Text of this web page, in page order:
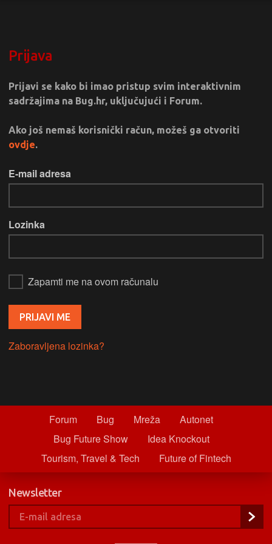
Prijava
Prijavi se kako bi imao pristup svim interaktivnim
sadržajima na Bug.hr, uključujući i Forum.
Ako još nemaš korisnički račun, možeš ga otvoriti
ovdje.
E-mail adresa
Lozinka
Zapamti me na ovom računalu
Zaboravljena lozinka?
Forum Bug Mreža
Autonet
Bug Future Show
Idea Knockout
Tourism, Travel & Tech
Future of Fintech
Newsletter